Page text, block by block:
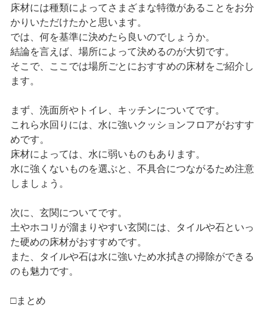
床材には種類によってさまざまな特徴があることをお分
かりいただけたかと思います。
では、何を基準に決めたら良いのでしょうか。
結論を言えば、場所によって決めるのが大切です。
そこで、ここでは場所ごとにおすすめの床材をご紹介し
ます。
まず、洗面所やトイレ、キッチンについてです。
これら水回りには、水に強いクッションフロアがおすす
めです。
床材によっては、水に弱いものもあります。
水に強くないものを選ぶと、不具合につながるため注意
しましょう。
次に、玄関についてです。
土やホコリが溜まりやすい玄関には、タイルや石といっ
た硬めの床材がおすすめです。
また、タイルや石は水に強いため水拭きの掃除ができる
のも魅力です。
□まとめ